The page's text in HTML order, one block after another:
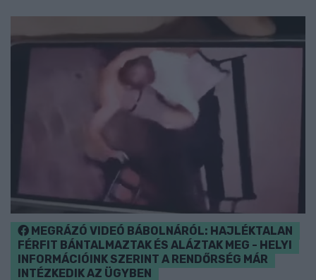
MEGRÁZÓ VIDEÓ BÁBOLNÁRÓL: HAJLÉKTALAN
FÉRFIT BÁNTALMAZTAK ÉS ALÁZTAK MEG - HELYI
INFORMÁCIÓINK SZERINT A RENDŐRSÉG MÁR
INTÉZKEDIK AZ ÜGYBEN